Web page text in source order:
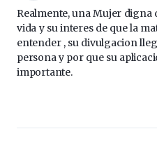
Realmente, una Mujer digna
vida y su interes de que la
entender , su divulgacion
persona y por que su
importante.